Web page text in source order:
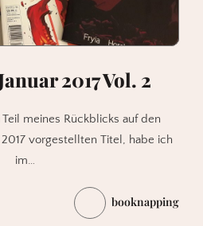
2017 Vol. 2
meines Rückblicks auf den
vorgestellten Titel, habe ich
im…
booknapping